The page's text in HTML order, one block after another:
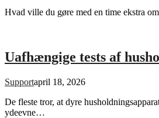
Hvad ville du gøre med en time ekstra
Uafhængige tests af
Supportapril 18, 2026
De fleste tror, at dyre
ydeevne…